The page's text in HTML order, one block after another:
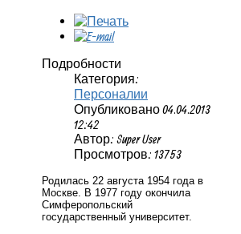
Подробности
Категория:
Персоналии
Опубликовано 04.04.2013
12:42
Автор: Super User
Просмотров: 13753
Родилась 22 августа 1954 года в
Москве. В 1977 году окончила
Симферопольский
государственный университет.